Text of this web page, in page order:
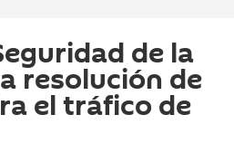
de la
resolución de
el tráfico de